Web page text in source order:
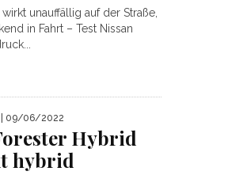
wirkt unauffällig auf der Straße,
in Fahrt – Test Nissan
| 09/06/2022
Hybrid
hybrid